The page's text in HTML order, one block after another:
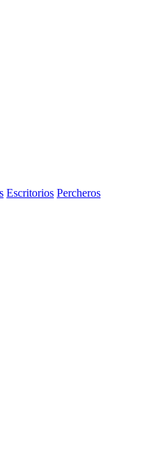
Escritorios Percheros